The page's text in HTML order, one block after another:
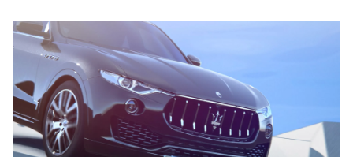
السيطرة عند نزول